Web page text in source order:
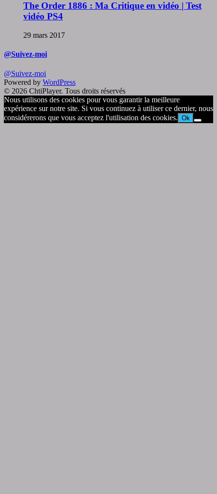
The Order 1886 : Ma Critique en vidéo | Test
vidéo PS4
29 mars 2017
@Suivez-moi
@Suivez-moi
Powered by WordPress
© 2026 ChtiPlayer. Tous droits réservés
Nous utilisons des cookies pour vous garantir la meilleure
expérience sur notre site. Si vous continuez à utiliser ce dernier, nous
considérerons que vous acceptez l'utilisation des cookies. Ok